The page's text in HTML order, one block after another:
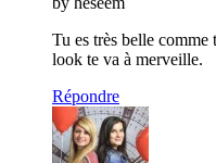
Tu es très belle
look te va à merveille.
Répondre